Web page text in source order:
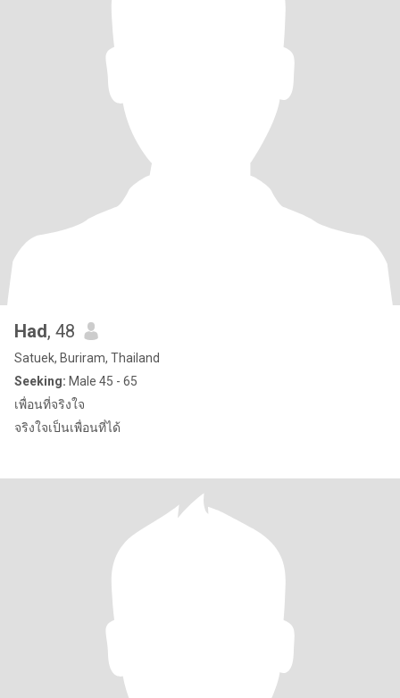
Had, 48
Satuek, Buriram, Thailand
Seeking: Male 45 - 65
เพื่อนที่จริงใจ
จริงใจเป็นเพื่อนที่ได้